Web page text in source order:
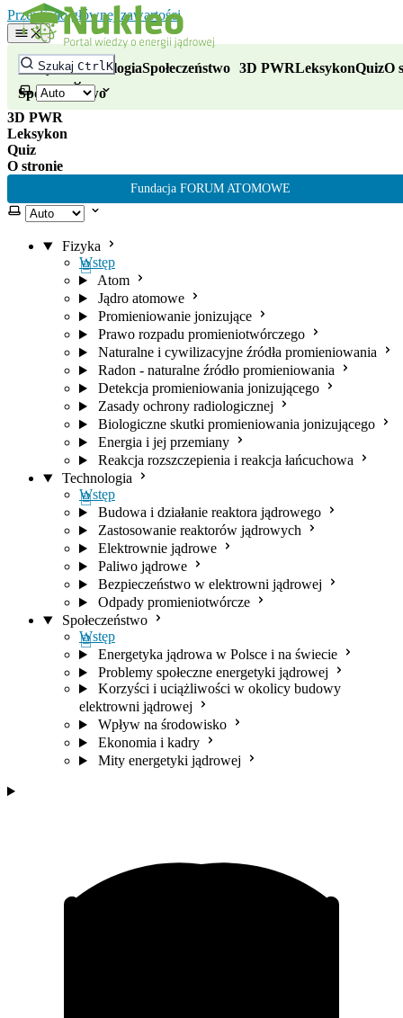
Przejdź do głównej zawartości
Szukaj CtrlK
FizykaTechnologiaSpołeczeństwo 3D PWRLeksykonQuizO
Wybierz motyw
Fizyka
Wstęp
Atom
Jądro atomowe
Promieniowanie jonizujące
Prawo rozpadu promieniotwórczego
Naturalne i cywilizacyjne źródła promieniowania
Radon - naturalne źródło promieniowania
Detekcja promieniowania jonizującego
Zasady ochrony radiologicznej
Biologiczne skutki promieniowania jonizującego
Energia i jej przemiany
Reakcja rozszczepienia i reakcja łańcuchowa
Technologia
Wstęp
Budowa i działanie reaktora jądrowego
Zastosowanie reaktorów jądrowych
Elektrownie jądrowe
Paliwo jądrowe
Bezpieczeństwo w elektrowni jądrowej
Odpady promieniotwórcze
Społeczeństwo
Wstęp
Energetyka jądrowa w Polsce i na świecie
Problemy społeczne energetyki jądrowej
Korzyści i uciążliwości w okolicy budowy
elektrowni jądrowej
Wpływ na środowisko
Ekonomia i kadry
Mity energetyki jądrowej
Fizyka
Technologia
Społeczeństwo
3D PWR
Leksykon
Quiz
O stronie
Fundacja FORUM ATOMOWE
Wybierz motyw